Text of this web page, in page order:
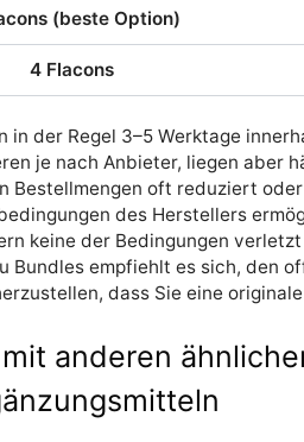
(beste Option)
4 Flacons
in der Regel 3–5 Werktage
je nach Anbieter, liegen aber
Bestellmengen oft reduziert
des Herstellers
keine der Bedingungen
Bundles empfiehlt es sich, den
dass Sie eine
anderen